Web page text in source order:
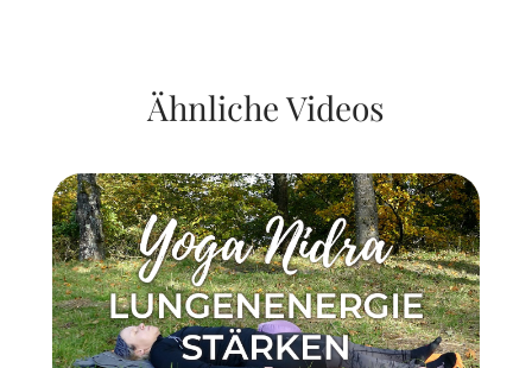
Ähnliche Videos